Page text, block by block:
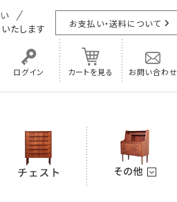
いたします お支払い・送料について
ログイン カートを見る お問い合わせ